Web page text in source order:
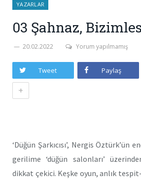
YAZARLAR
03 Şahnaz,
20.02.2022 Yorum yapılmamış
Tweet Paylaş
+
‘Düğün Şarkıcısı’, Nergis Öztürk’ün
gerilime ‘düğün salonları’
dikkat çekici. Keşke oyun, anlık